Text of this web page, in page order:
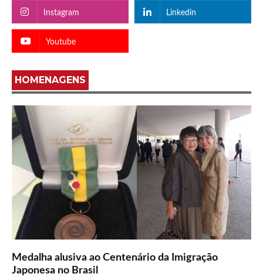
Instagram Linkedin
Youtube
HOMENAGENS
Medalha alusiva ao Centenário da Imigração
Japonesa no Brasil